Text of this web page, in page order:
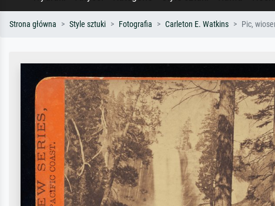
Strona główna Style sztuki Fotografia Carleton E. Watkins Pic,